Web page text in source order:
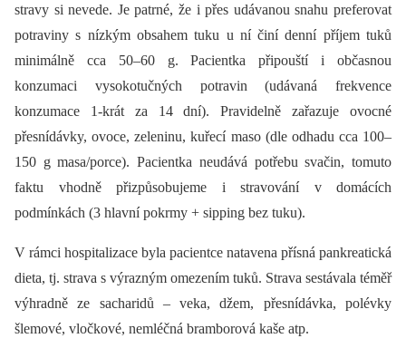
stravy si nevede. Je patrné, že i přes udávanou snahu preferovat
potraviny s nízkým obsahem tuku u ní činí denní příjem tuků
minimálně cca 50–60 g. Pacientka připouští i občasnou
konzumaci vysokotučných potravin (udávaná frekvence
konzumace 1-krát za 14 dní). Pravidelně zařazuje ovocné
přesnídávky, ovoce, zeleninu, kuřecí maso (dle odhadu cca 100–
150 g masa/porce). Pacientka neudává potřebu svačin, tomuto
faktu vhodně přizpůsobujeme i stravování v domácích
podmínkách (3 hlavní pokrmy + sipping bez tuku).
V rámci hospitalizace byla pacientce natavena přísná pankreatická
dieta, tj. strava s výrazným omezením tuků. Strava sestávala téměř
výhradně ze sacharidů –⁠ veka, džem, přesnídávka, polévky
šlemové, vločkové, nemléčná bramborová kaše atp.